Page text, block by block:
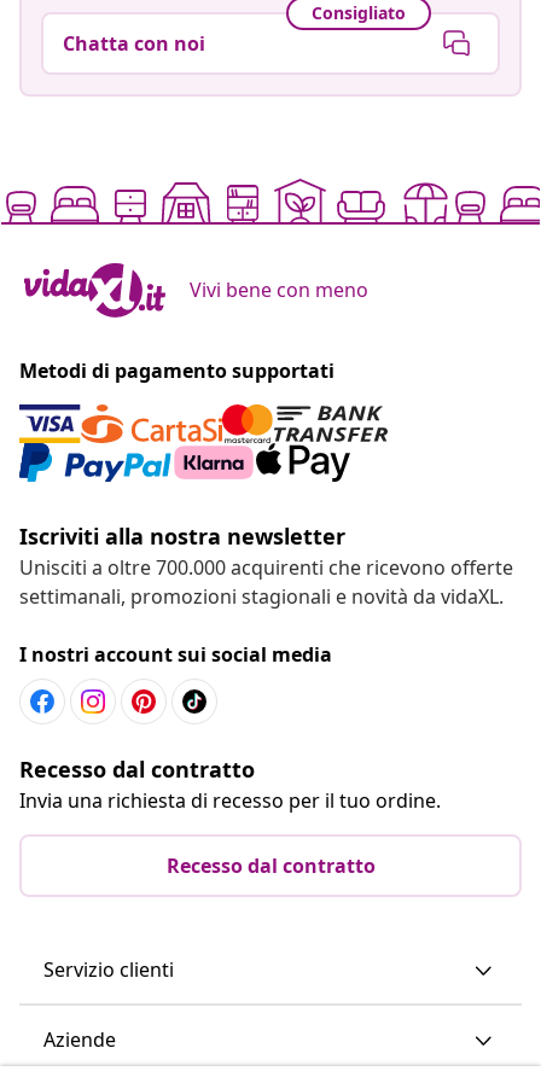
Consigliato
Chatta con noi
Vivi bene con meno
Metodi di pagamento supportati
Iscriviti alla nostra newsletter
Unisciti a oltre 700.000 acquirenti che ricevono offerte
settimanali, promozioni stagionali e novità da vidaXL.
I nostri account sui social media
Recesso dal contratto
Invia una richiesta di recesso per il tuo ordine.
Recesso dal contratto
Servizio clienti
Aziende